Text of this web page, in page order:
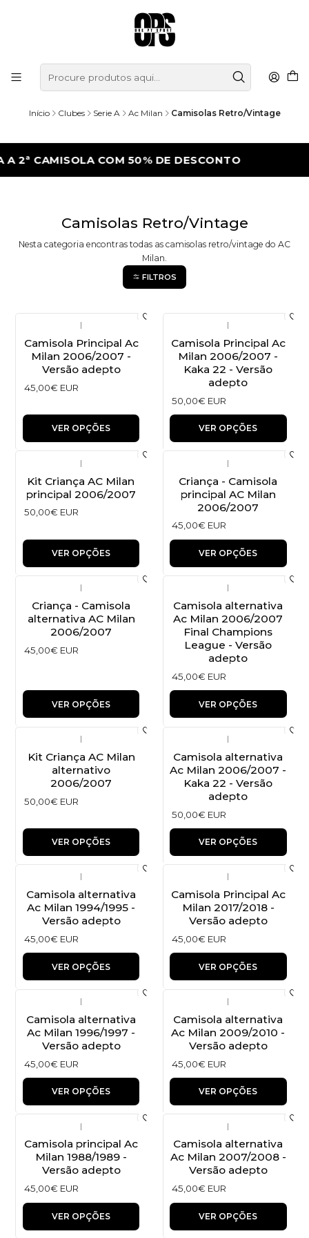
Início Clubes Serie A Ac Milan Camisolas Retro/Vintage
CAMISOLA COM 50% DE DESCONTO
Camisolas Retro/Vintage
Nesta categoria encontras todas as camisolas retro/vintage do AC
Milan.
FILTROS
|
Camisola Principal Ac
Milan 2006/2007 -
Versão adepto
45,00€ EUR
VER OPÇÕES
|
Camisola Principal Ac
Milan 2006/2007 -
Kaka 22 - Versão
adepto
50,00€ EUR
VER OPÇÕES
|
Kit Criança AC Milan
principal 2006/2007
50,00€ EUR
VER OPÇÕES
|
Criança - Camisola
principal AC Milan
2006/2007
45,00€ EUR
VER OPÇÕES
Criança - Camisola
alternativa AC Milan
2006/2007
45,00€ EUR
VER OPÇÕES
Camisola alternativa
Ac Milan 2006/2007
Final Champions
League - Versão
adepto
45,00€ EUR
VER OPÇÕES
|
Kit Criança AC Milan
alternativo
2006/2007
50,00€ EUR
VER OPÇÕES
|
Camisola alternativa
Ac Milan 2006/2007 -
Kaka 22 - Versão
adepto
50,00€ EUR
VER OPÇÕES
Camisola alternativa
Ac Milan 1994/1995 -
Versão adepto
45,00€ EUR
VER OPÇÕES
Camisola Principal Ac
Milan 2017/2018 -
Versão adepto
45,00€ EUR
VER OPÇÕES
|
Camisola alternativa
Ac Milan 1996/1997 -
Versão adepto
45,00€ EUR
VER OPÇÕES
|
Camisola alternativa
Ac Milan 2009/2010 -
Versão adepto
45,00€ EUR
VER OPÇÕES
|
Camisola principal Ac
Milan 1988/1989 -
Versão adepto
45,00€ EUR
VER OPÇÕES
|
Camisola alternativa
Ac Milan 2007/2008 -
Versão adepto
45,00€ EUR
VER OPÇÕES